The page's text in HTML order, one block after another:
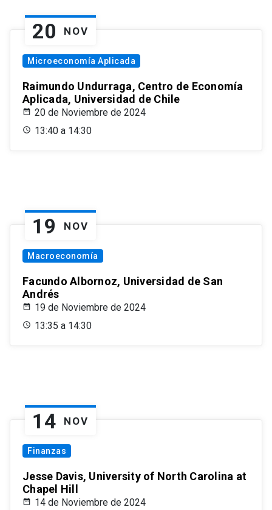
20 NOV
Microeconomía Aplicada
Raimundo Undurraga, Centro de Economía
Aplicada, Universidad de Chile
20 de Noviembre de 2024
13:40 a 14:30
19 NOV
Macroeconomía
Facundo Albornoz, Universidad de San
Andrés
19 de Noviembre de 2024
13:35 a 14:30
14 NOV
Finanzas
Jesse Davis, University of North Carolina at
Chapel Hill
14 de Noviembre de 2024